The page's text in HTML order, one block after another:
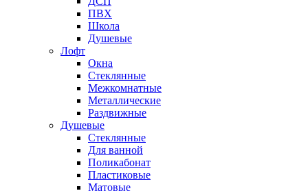
ПВХ
Школа
Душевые
Лофт
Окна
Стеклянные
Межкомнатные
Металлические
Раздвижные
Душевые
Стеклянные
Для ванной
Поликабонат
Пластиковые
Матовые